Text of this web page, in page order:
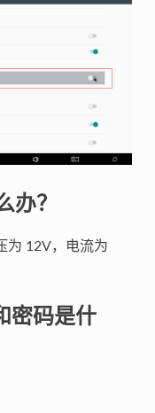
办？
为 12V，电流为
密码是什